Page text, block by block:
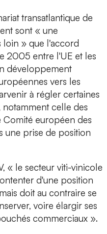
transatlantique de
sont « une
» que l'accord
2005 entre l'UE et les
développement
vers les
à régler certaines
celle des
européen des
une prise de position
« le secteur viti-vinicole
d'une position
doit au contraire se
voire élargir ses
commerciaux ».